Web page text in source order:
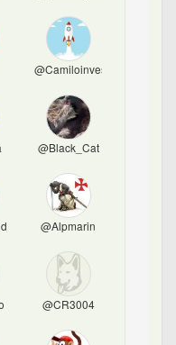
@Camiloinvest
@Black_Cat
@Alpmarin
@CR3004